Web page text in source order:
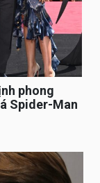
phong
Spider-Man